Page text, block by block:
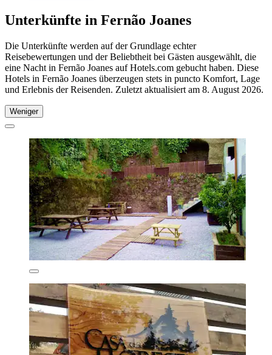
Unterkünfte in Fernão Joanes
Die Unterkünfte werden auf der Grundlage echter
Reisebewertungen und der Beliebtheit bei Gästen ausgewählt, die
eine Nacht in Fernão Joanes auf Hotels.com gebucht haben. Diese
Hotels in Fernão Joanes überzeugen stets in puncto Komfort, Lage
und Erlebnis der Reisenden. Zuletzt aktualisiert am 8. August 2026.
Weniger